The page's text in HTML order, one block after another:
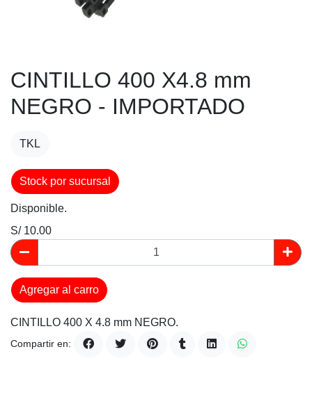
CINTILLO 400 X4.8 mm
NEGRO - IMPORTADO
TKL
Stock por sucursal
Disponible.
S/ 10.00
Agregar al carro
CINTILLO 400 X 4.8 mm NEGRO.
Compartir en: